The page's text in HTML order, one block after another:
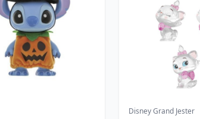
Disney Grand Jester